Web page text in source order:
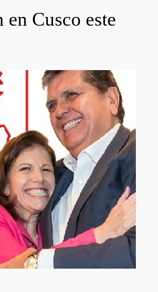
en Cusco este